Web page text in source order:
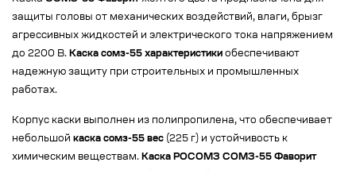
защиты головы от механических воздействий, влаги, брызг
агрессивных жидкостей и электрического тока напряжением
до 2200 В. Каска сомз-55 характеристики обеспечивают
надежную защиту при строительных и промышленных
работах.
Корпус каски выполнен из полипропилена, что обеспечивает
небольшой каска сомз-55 вес (225 г) и устойчивость к
химическим веществам. Каска РОСОМЗ СОМЗ-55 Фаворит